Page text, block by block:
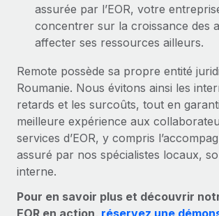
assurée par l’EOR, votre
concentrer sur la croissance des
affecter ses ressources ailleurs.
Remote possède sa propre entité
Roumanie. Nous évitons ainsi les
retards et les surcoûts, tout en
meilleure expérience aux
services d’EOR, y compris
assuré par nos spécialistes locaux,
interne.
Pour en savoir plus et découvrir
EOR en action, réservez une